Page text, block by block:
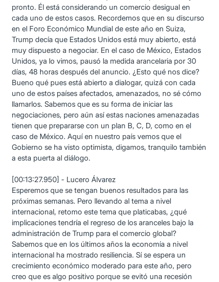
pronto. Él está considerando un comercio desigual en
cada uno de estos casos. Recordemos que en su discurso
en el Foro Económico Mundial de este año en Suiza,
Trump decía que Estados Unidos está muy abierto, está
muy dispuesto a negociar. En el caso de México, Estados
Unidos, ya lo vimos, pausó la medida arancelaria por 30
días, 48 horas después del anuncio. ¿Esto qué nos dice?
Bueno qué pues está abierto a dialogar, quizá con cada
uno de estos países afectados, amenazados, no sé cómo
llamarlos. Sabemos que es su forma de iniciar las
negociaciones, pero aún así estas naciones amenazadas
tienen que prepararse con un plan B, C, D, como en el
caso de México. Aquí en nuestro país vemos que el
Gobierno se ha visto optimista, digamos, tranquilo también
a esta puerta al diálogo.
[00:13:27.950] - Lucero Álvarez
Esperemos que se tengan buenos resultados para las
próximas semanas. Pero llevando al tema a nivel
internacional, retomo este tema que platicabas, ¿qué
implicaciones tendría el regreso de los aranceles bajo la
administración de Trump para el comercio global?
Sabemos que en los últimos años la economía a nivel
internacional ha mostrado resiliencia. Sí se espera un
crecimiento económico moderado para este año, pero
creo que es algo positivo porque se evitó una recesión